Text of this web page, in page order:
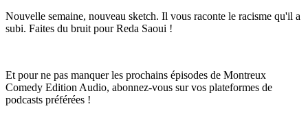
Nouvelle semaine, nouveau sketch. Il vous raconte le racisme qu'il a
subi. Faites du bruit pour Reda Saoui !
Et pour ne pas manquer les prochains épisodes de Montreux
Comedy Edition Audio, abonnez-vous sur vos plateformes de
podcasts préférées !